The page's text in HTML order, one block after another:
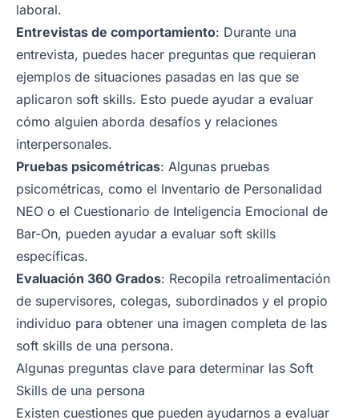
laboral.
Entrevistas de comportamiento: Durante una
entrevista, puedes hacer preguntas que requieran
ejemplos de situaciones pasadas en las que se
aplicaron soft skills. Esto puede ayudar a evaluar
cómo alguien aborda desafíos y relaciones
interpersonales.
Pruebas psicométricas: Algunas pruebas
psicométricas, como el Inventario de Personalidad
NEO o el Cuestionario de Inteligencia Emocional de
Bar-On, pueden ayudar a evaluar soft skills
específicas.
Evaluación 360 Grados: Recopila retroalimentación
de supervisores, colegas, subordinados y el propio
individuo para obtener una imagen completa de las
soft skills de una persona.
Algunas preguntas clave para determinar las Soft
Skills de una persona
Existen cuestiones que pueden ayudarnos a evaluar